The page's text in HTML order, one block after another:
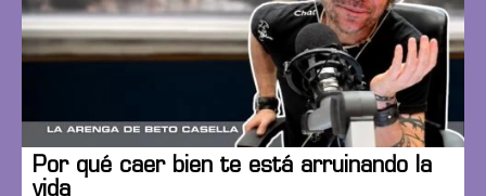
Por qué caer bien te está arruinando la
vida